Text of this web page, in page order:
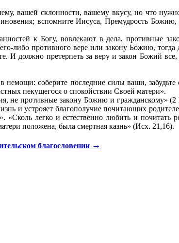
вашей склонности, вашему вкусу, но что
вспомните Иисуса, Премудрость
к Богу, вовлекают в дела, противные
либо противного вере или закону Божию, тогда
И должно претерпеть за веру и закон Божий
соберите последние силы ваши, забудьте
пекущегося о спокойствии Своей матери».
не противные закону Божию и гражданскому»
и устрояет благополучие почитающих
легко и естественно любить и почитать
положена, была смертная казнь» (Исх. 21,16).
благословении →